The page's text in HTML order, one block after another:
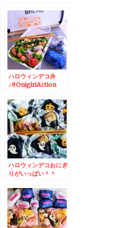
ック
ハロウィンデコ弁
♪#OnigiriAction
ハロウィンデコおにぎ
りがいっぱい＾＾